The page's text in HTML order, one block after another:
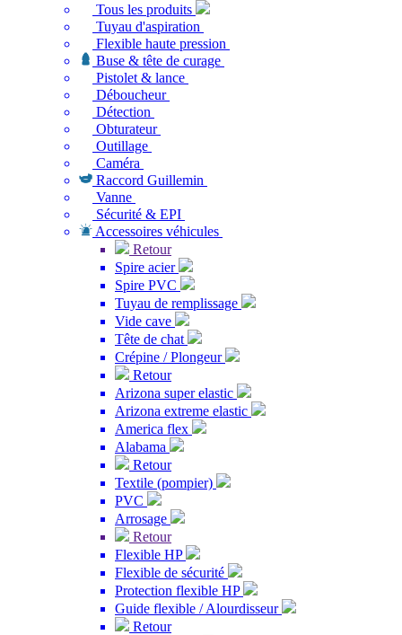
Tous les produits
Tuyau d'aspiration
Flexible haute pression
Buse & tête de curage
Pistolet & lance
Déboucheur
Détection
Obturateur
Outillage
Caméra
Raccord Guillemin
Vanne
Sécurité & EPI
Accessoires véhicules
Retour
Spire acier
Spire PVC
Tuyau de remplissage
Vide cave
Tête de chat
Crépine / Plongeur
Retour
Arizona super elastic
Arizona extreme elastic
America flex
Alabama
Retour
Textile (pompier)
PVC
Arrosage
Retour
Flexible HP
Flexible de sécurité
Protection flexible HP
Guide flexible / Alourdisseur
Retour